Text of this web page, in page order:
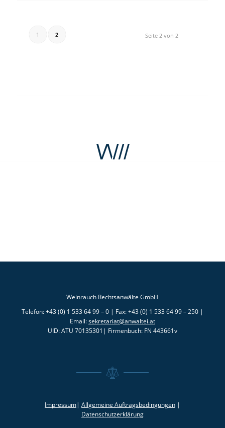
Seite 2 von 2
1 2
Weinrauch Rechtsanwälte GmbH
Telefon: +43 (0) 1 533 64 99 – 0 | Fax: +43 (0) 1 533 64 99 – 250 |
Email:sekretariat@anwaltei.at
UID: ATU 70135301| Firmenbuch: FN 443661v
Impressum| Allgemeine Auftragsbedingungen|
Datenschutzerklärung